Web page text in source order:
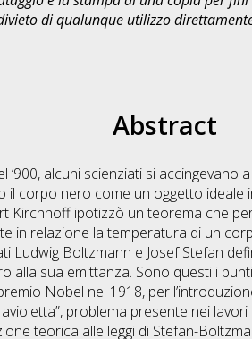
di qualunque utilizzo
Abstract
‘900, alcuni scienziati si
il corpo nero come un oggetto
Kirchhoff ipotizzò un teorema che
in relazione la temperatura di un
Ludwig Boltzmann e Josef Stefan
alla sua emittanza. Sono questi i
Nobel nel 1918, per
problema presente nei lavori
teorica alle leggi di Stefan-